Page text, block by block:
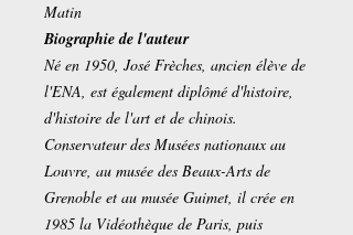
Matin
Biographie de l'auteur
Né en 1950, José Frèches, ancien élève de
l'ENA, est également diplômé d'histoire,
d'histoire de l'art et de chinois.
Conservateur des Musées nationaux au
Louvre, au musée des Beaux-Arts de
Grenoble et au musée Guimet, il crée en
1985 la Vidéothèque de Paris, puis